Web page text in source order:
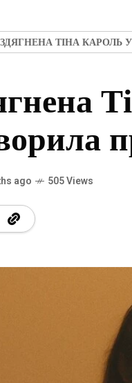
ТІНА КАРОЛЬ
ago 505 Views